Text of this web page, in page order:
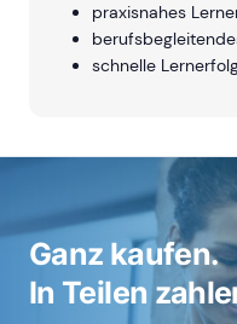
praxisnahes
schnelle
Ganz kaufen.
In Teilen